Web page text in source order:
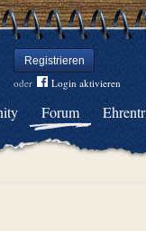
Registrieren
oder Login aktivieren
Forum